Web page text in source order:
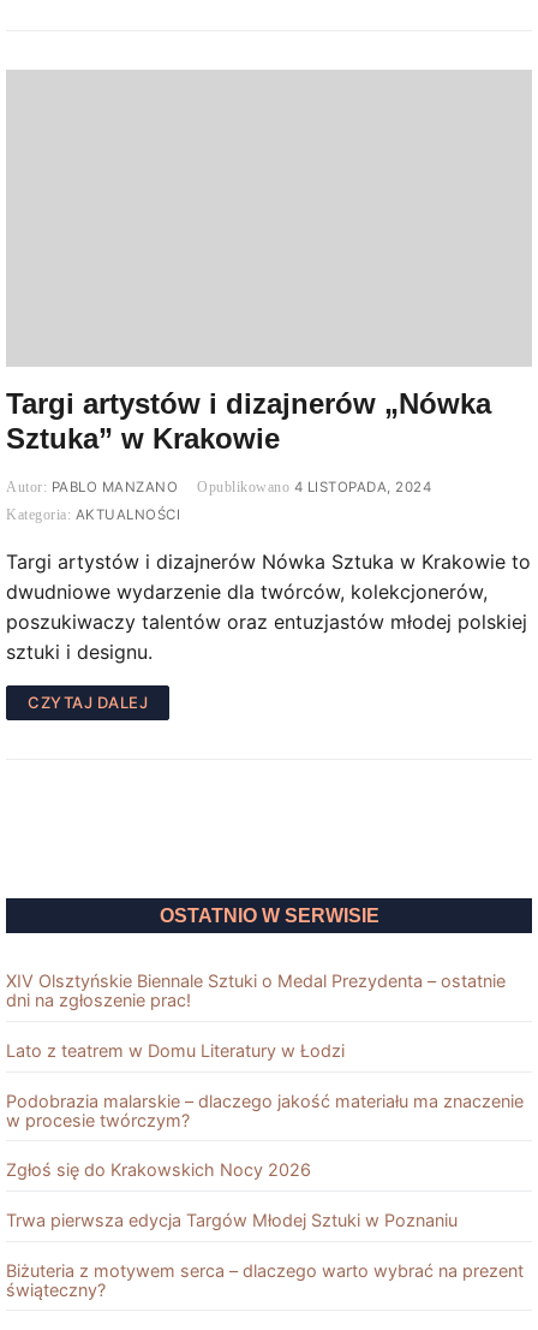
Targi artystów i dizajnerów „Nówka
Sztuka” w Krakowie
PABLO MANZANO
4 LISTOPADA, 2024
AKTUALNOŚCI
Targi artystów i dizajnerów Nówka Sztuka w Krakowie to
dwudniowe wydarzenie dla twórców, kolekcjonerów,
poszukiwaczy talentów oraz entuzjastów młodej polskiej
sztuki i designu.
CZYTAJ DALEJ
OSTATNIO W SERWISIE
XIV Olsztyńskie Biennale Sztuki o Medal Prezydenta – ostatnie
dni na zgłoszenie prac!
Lato z teatrem w Domu Literatury w Łodzi
Podobrazia malarskie – dlaczego jakość materiału ma znaczenie
w procesie twórczym?
Zgłoś się do Krakowskich Nocy 2026
Trwa pierwsza edycja Targów Młodej Sztuki w Poznaniu
Biżuteria z motywem serca – dlaczego warto wybrać na prezent
świąteczny?